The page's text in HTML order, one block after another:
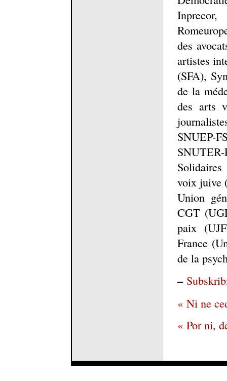
Inprecor,
des
artistes
(SFA),
de la
des arts
SNUEP-
SNUTER-
voix juive
Union
CGT
paix
France
de la
–
« Ni ne
« Por ni,